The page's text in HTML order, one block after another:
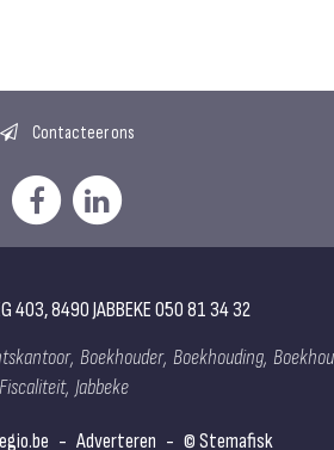
Contacteer ons
403, 8490 JABBEKE 050 81 34 32
Boekhouder, Boekhouding,
Fiscaliteit, Jabbeke
- Adverteren - © Stemafisk